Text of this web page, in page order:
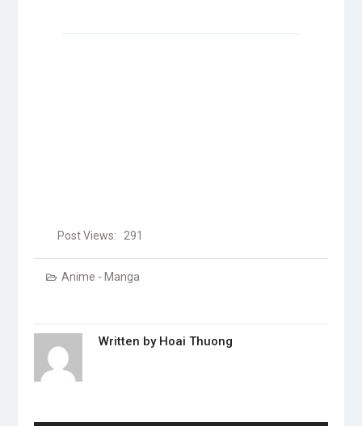
Post Views: 291
Anime - Manga
Written by Hoai Thuong